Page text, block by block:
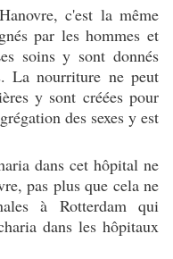
c'est la même
par les hommes et
soins y sont donnés
La nourriture ne peut
y sont créées pour
des sexes y est
dans cet hôpital ne
pas plus que cela ne
à Rotterdam qui
dans les hôpitaux